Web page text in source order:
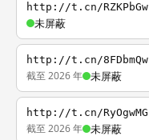
http://t.cn/RZKPbGw
未屏蔽
http://t.cn/8FDbmQw
截至 2026 年 未屏蔽
http://t.cn/RyOgwMG
截至 2026 年 未屏蔽